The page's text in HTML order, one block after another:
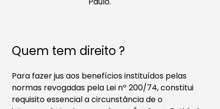
Quem tem direito ?
Para fazer jus aos benefícios instituídos pelas
normas revogadas pela Lei nº 200/74, constitui
requisito essencial a circunstância de o